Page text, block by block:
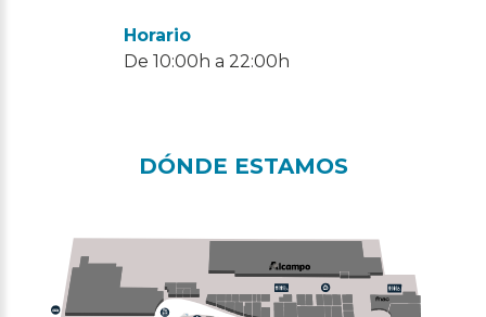
Horario
De 10:00h a 22:00h
DÓNDE ESTAMOS